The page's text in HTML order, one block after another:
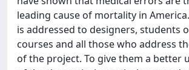
leading cause of mortality in
is addressed to designers, students
courses and all those who address
of the project. To give them a better